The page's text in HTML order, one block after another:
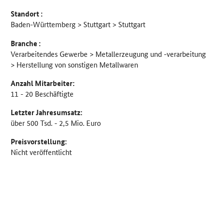
Standort :
Baden-Württemberg > Stuttgart > Stuttgart
Branche :
Verarbeitendes Gewerbe > Metallerzeugung und -verarbeitung
> Herstellung von sonstigen Metallwaren
Anzahl Mitarbeiter:
11 - 20 Beschäftigte
Letzter Jahresumsatz:
über 500 Tsd. - 2,5 Mio. Euro
Preisvorstellung:
Nicht veröffentlicht